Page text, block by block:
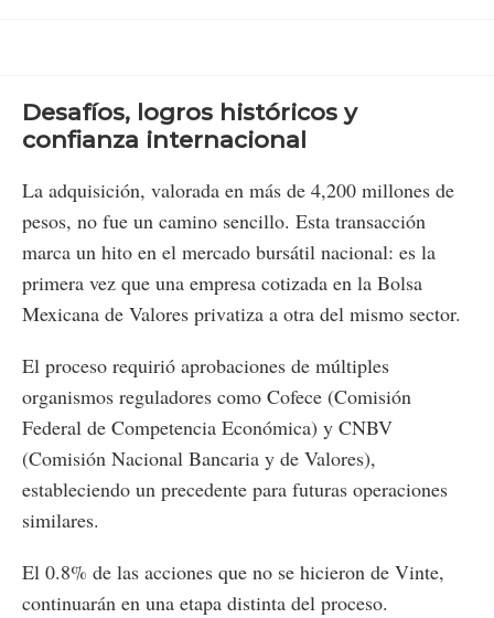
Desafíos, logros históricos y
confianza internacional
La adquisición, valorada en más de 4,200 millones de
pesos, no fue un camino sencillo. Esta transacción
marca un hito en el mercado bursátil nacional: es la
primera vez que una empresa cotizada en la Bolsa
Mexicana de Valores privatiza a otra del mismo sector.
El proceso requirió aprobaciones de múltiples
organismos reguladores como Cofece (Comisión
Federal de Competencia Económica) y CNBV
(Comisión Nacional Bancaria y de Valores),
estableciendo un precedente para futuras operaciones
similares.
El 0.8% de las acciones que no se hicieron de Vinte,
continuarán en una etapa distinta del proceso.